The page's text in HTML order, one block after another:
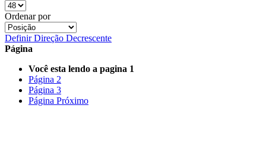
Ordenar por
Definir Direção Decrescente
Página
Você esta lendo a pagina 1
Página 2
Página 3
Página Próximo